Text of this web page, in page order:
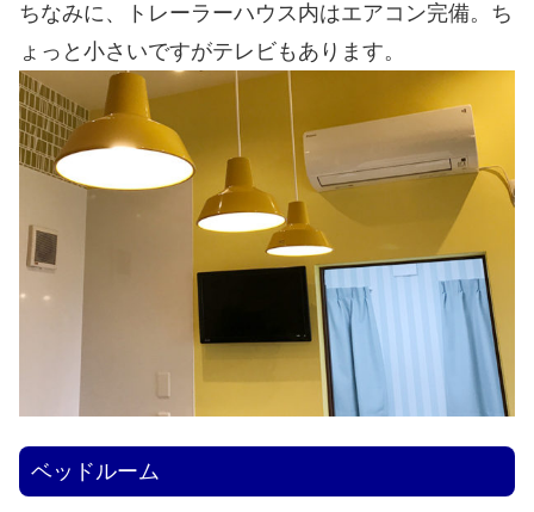
ちなみに、トレーラーハウス内はエアコン完備。ち
ょっと小さいですがテレビもあります。
ベッドルーム